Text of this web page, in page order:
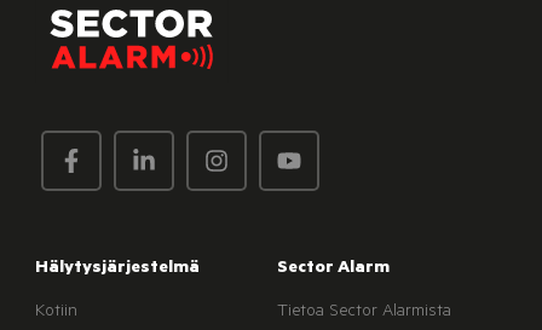
Hälytysjärjestelmä
Kotiin
Sector Alarm
Tietoa Sector Alarmista